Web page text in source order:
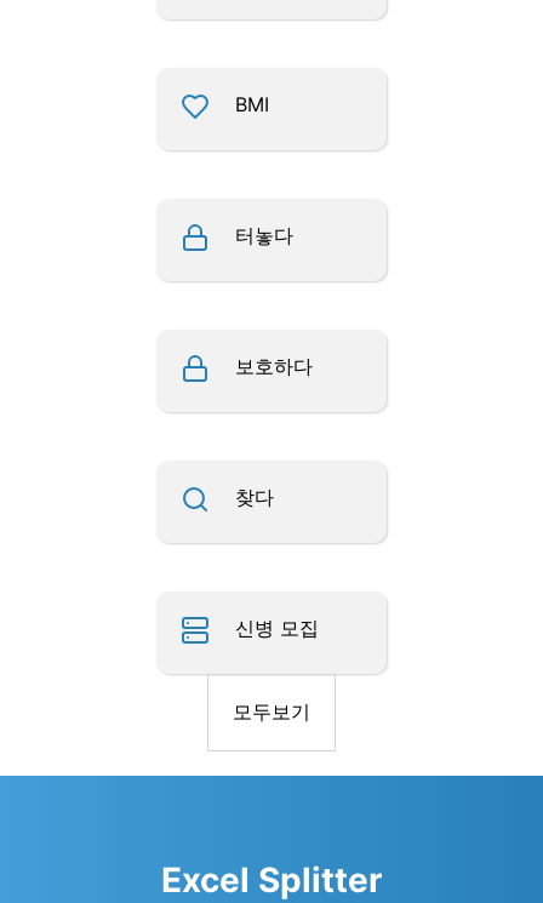
BMI
터놓다
보호하다
찾다
신병 모집
모두보기
Excel Splitter